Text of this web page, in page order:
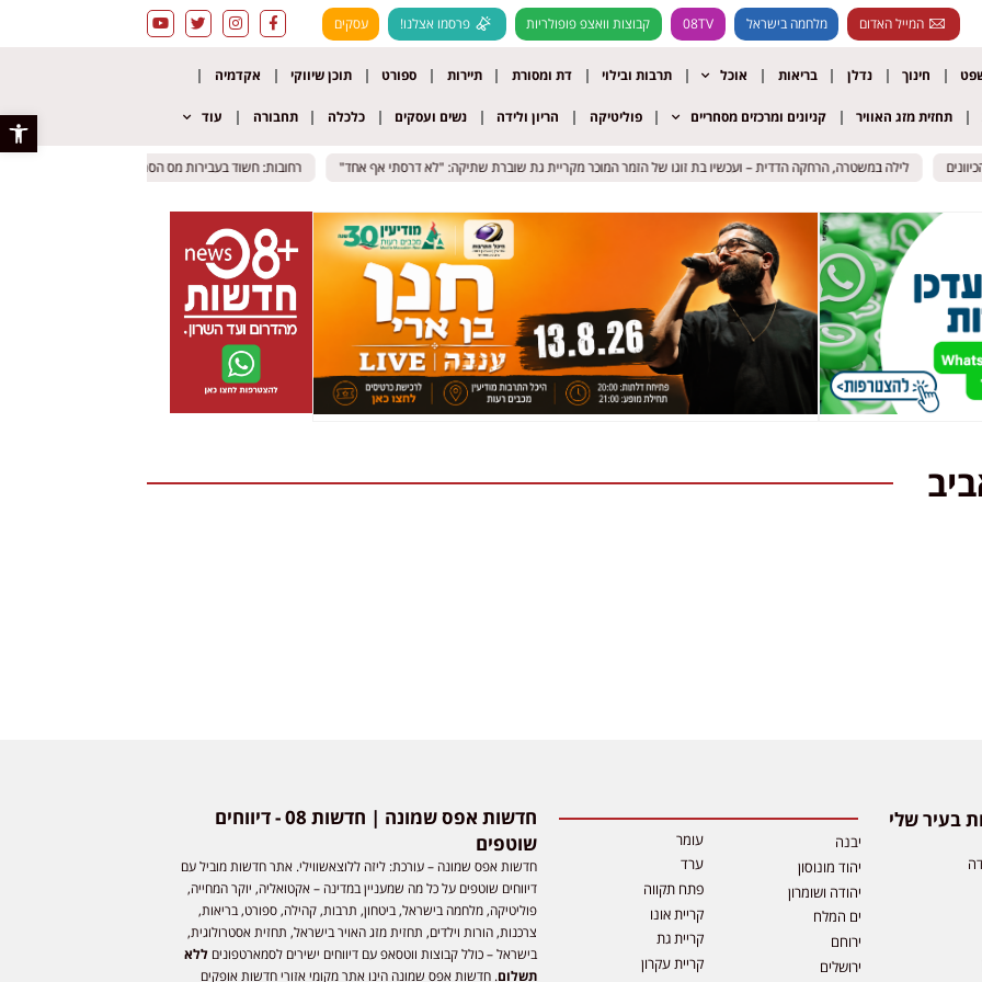
פתח
המייל האדום מלחמה בישראל 08TV קבוצות וואצפ פופולריות פרסמו אצלנו! עסקים
חינוך נדלן בריאות אוכל תרבות ובילוי דת ומסורת תיירות ספורט תוכן שיווקי אקדמיה
תחזית מזג האוויר קניונים ומרכזים מסחריים פוליטיקה הריון ולידה נשים ועסקים כלכלה תחבורה עוד
לילה במשטרה, הרחקה הדדית – ועכשיו בת זוגו של הזמר המוכר מקריית גת שוברת שתיקה: "לא דרסתי אף אחד"
לילה במשטרה, הרחקה הדדית – ועכשיו בת זוגו של הזמר המוכר מקריית גת שוברת שתיקה: "לא דרסתי אף אחד" רחובות: חשוד בעבירות מס הסתתר בסוויטה במלון; בנו
רחובות: חשוד בעבירות מס הסתתר בסוויטה במלון; בנו
בעיר שלי
יבנה
יהוד מונוסון
יהודה ושומרון
ים המלח
ירוחם
ירושלים
עומר
ערד
פתח תקווה
קריית אונו
קריית גת
קריית עקרון
חדשות אפס שמונה | חדשות 08 - דיווחים
שוטפים
חדשות אפס שמונה – עורכת: ליזה ללוצאשווילי. אתר חדשות מוביל עם
דיווחים שוטפים על כל מה שמעניין במדינה – אקטואליה, יוקר המחייה,
פוליטיקה, מלחמה בישראל, ביטחון, תרבות, קהילה, ספורט, בריאות,
צרכנות, הורות וילדים, תחזית מזג האויר בישראל, תחזית אסטרולוגית,
בישראל – כולל קבוצות ווטסאפ עם דיווחים ישירים לסמארטפוניםללא
תשלום. חדשות אפס שמונה הינו אתר מקומי אזורי חדשות אופקים